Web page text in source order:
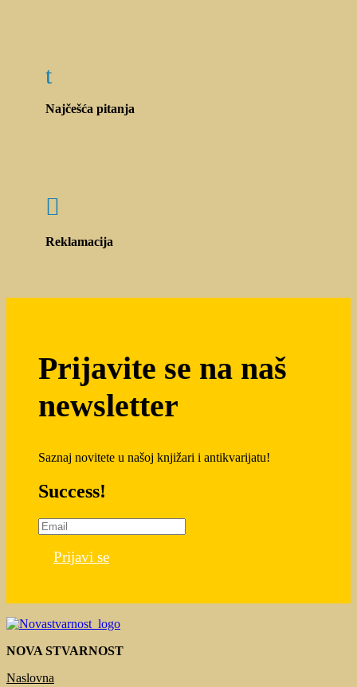
t
Najčešća pitanja

Reklamacija
Prijavite se na naš
newsletter
Saznaj novitete u našoj knjižari i antikvarijatu!
Success!
Prijavi se
NOVA STVARNOST
Naslovna